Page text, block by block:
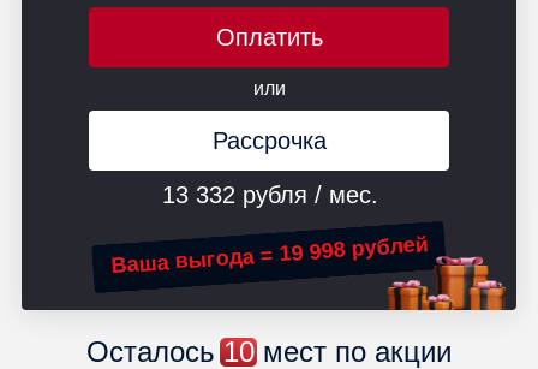
Осталось10мест по акции
Ваша выгода = 19 998 рублей
или
13 332 рубля / мес.
Оплатить
Рассрочка